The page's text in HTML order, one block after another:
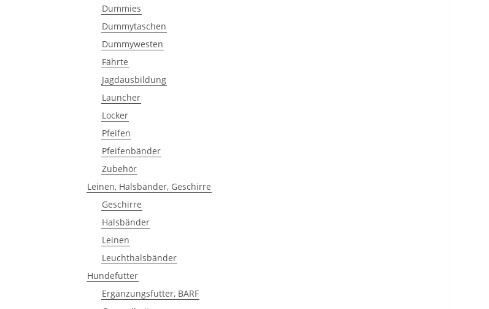
Dummies
Dummytaschen
Dummywesten
Fährte
Jagdausbildung
Launcher
Locker
Pfeifen
Pfeifenbänder
Zubehör
Leinen, Halsbänder, Geschirre
Geschirre
Halsbänder
Leinen
Leuchthalsbänder
Hundefutter
Ergänzungsfutter, BARF